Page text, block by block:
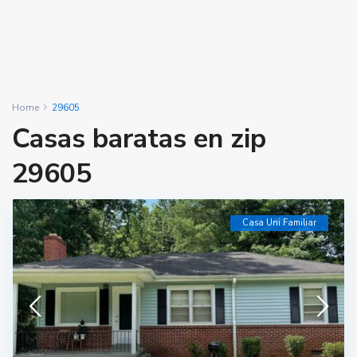
Home 29605
Casas baratas en zip
29605
Casa Uni Familiar